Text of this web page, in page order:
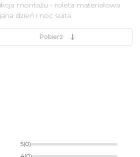
montażu - roleta materiałowa
dzień i noc suita
Pobierz
5(0)